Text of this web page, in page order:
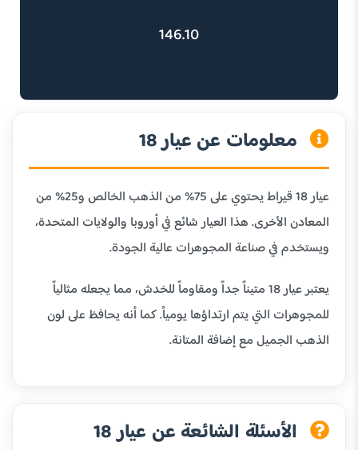
146.10
معلومات عن عيار 18
عيار 18 قيراط يحتوي على 75% من الذهب الخالص و25% من
المعادن الأخرى. هذا العيار شائع في أوروبا والولايات المتحدة،
ويستخدم في صناعة المجوهرات عالية الجودة.
يعتبر عيار 18 متيناً جداً ومقاوماً للخدش، مما يجعله مثالياً
للمجوهرات التي يتم ارتداؤها يومياً. كما أنه يحافظ على لون
الذهب الجميل مع إضافة المتانة.
الأسئلة الشائعة عن عيار 18